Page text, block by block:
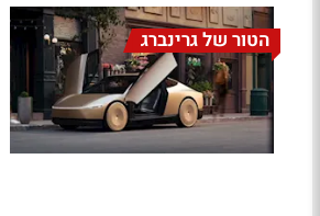
הטור של גרינברג